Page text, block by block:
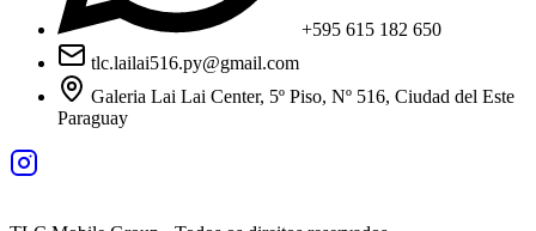
+595 615 182 650
tlc.lailai516.py@gmail.com
Galeria Lai Lai Center, 5º Piso, Nº 516, Ciudad del Este
Paraguay